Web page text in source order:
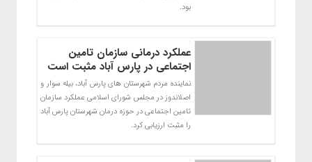
بود.
عملکرد درمانی سازمان تامین
اجتماعی در پارس آباد مثبت است
نماینده مردم شهرستان های پارس آباد، بیله سوار و
اصلاندوز در مجلس شورای اسلامی عملکرد سازمان
تامین اجتماعی در حوزه درمان شهرستان پارس آباد
را مثبت ارزیابی کرد.